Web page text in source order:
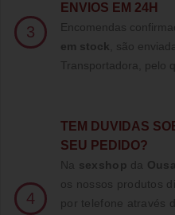
3
ENVIOS EM 24H
Encomendas
em stock , são
Transportadora, pelo
4
TE M DUVIDAS
SEU PEDIDO?
Na sexshop da
os nossos produtos
por telefone através